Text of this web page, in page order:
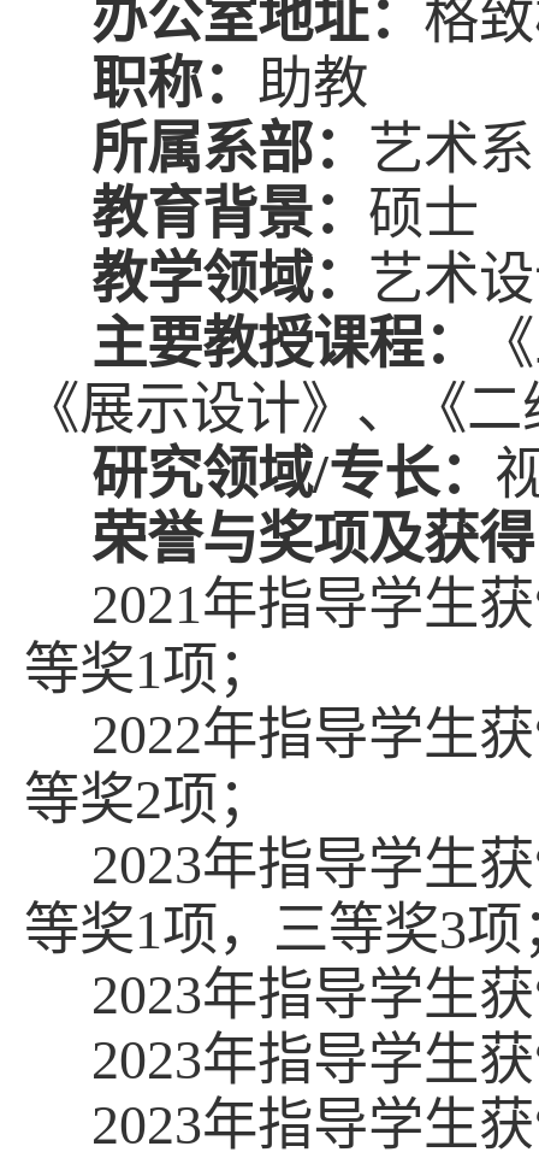
办公室地址： 格
职称： 助教
所属系部： 艺术系
教育背景： 硕士
教学领域： 艺术
主要教授课程：
《
《展示设计》、《二
研究领域/专长：
荣誉与奖项及获
2021年指导学生
等奖1项；
2022年指导学生
等奖2项；
2023年指导学生
等奖1项，三等奖3项
2023年指导学生
2023年指导学生
2023年指导学生